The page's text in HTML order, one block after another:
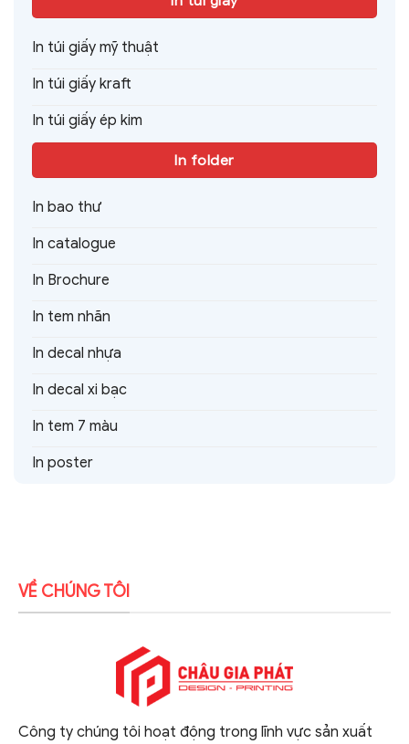
In túi giấy mỹ thuật
In túi giấy kraft
In túi giấy ép kim
In folder
In bao thư
In catalogue
In Brochure
In tem nhãn
In decal nhựa
In decal xi bạc
In tem 7 màu
In poster
VỀ CHÚNG TÔI
Công ty chúng tôi hoạt động trong lĩnh vực sản xuất